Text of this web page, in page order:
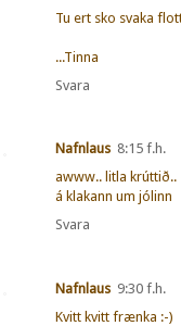
Tu ert sko svaka
...Tinna
Svara
Nafnlaus 8:15 f.h.
awww.. litla
á klakann um jólinn
Svara
Nafnlaus 9:30 f.h.
Kvitt kvitt frænka :-)